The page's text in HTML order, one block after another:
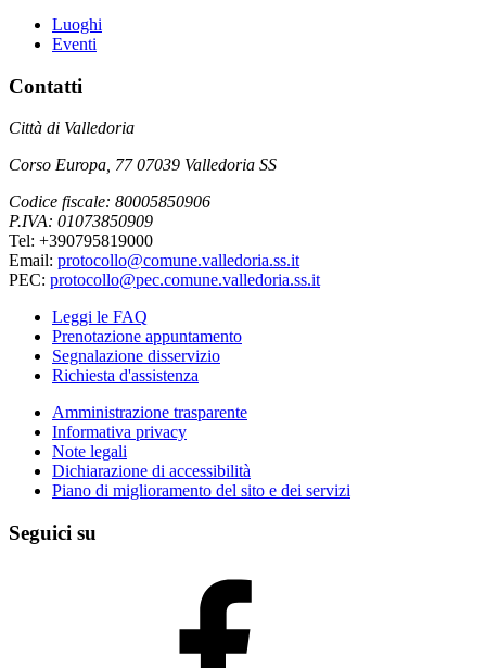
Luoghi
Eventi
Contatti
Città di Valledoria
Corso Europa, 77 07039 Valledoria SS
Codice fiscale: 80005850906
P.IVA: 01073850909
Tel: +390795819000
Email: protocollo@comune.valledoria.ss.it
PEC: protocollo@pec.comune.valledoria.ss.it
Leggi le FAQ
Prenotazione appuntamento
Segnalazione disservizio
Richiesta d'assistenza
Amministrazione trasparente
Informativa privacy
Note legali
Dichiarazione di accessibilità
Piano di miglioramento del sito e dei servizi
Seguici su